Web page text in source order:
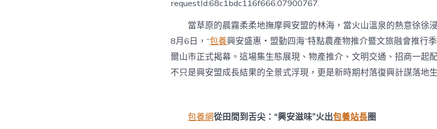
場
專
包
養
網
站
比
會
讓
requestId:68c1bdc116f666.07900767.
當草原的晨霧柔柔地撫摩興安盟的林海，當火山溫泉的熱意徐徐
8月6日，“包養興安盛惠・盟動四海”特點農產物推介暨文旅融會推行
爾山市正式揭幕。這場集生態展現、物產推介、文明交通、招商一起
不只是興安盟成長結果的全景式浮現，更是新時期村落復興計謀落地
包養網從田間到舌尖：“興安滋味”火出包養站長圈